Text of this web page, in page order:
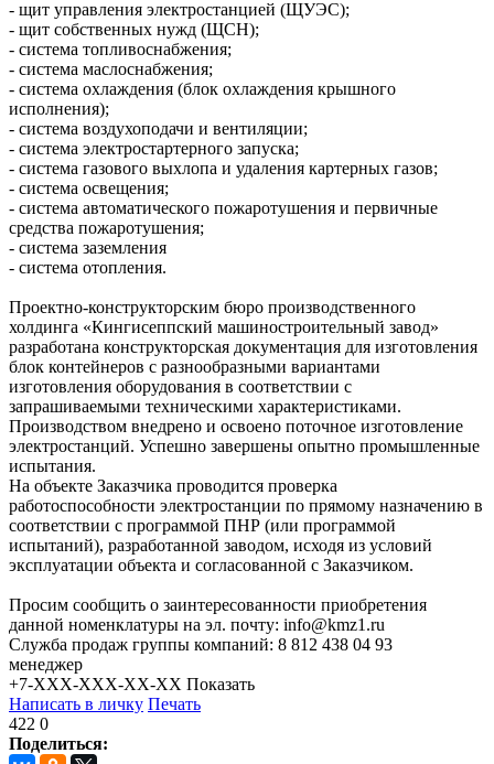
- щит управления электростанцией (ЩУЭС);
- щит собственных нужд (ЩСН);
- система топливоснабжения;
- система маслоснабжения;
- система охлаждения (блок охлаждения крышного
исполнения);
- система воздухоподачи и вентиляции;
- система электростартерного запуска;
- система газового выхлопа и удаления картерных газов;
- система освещения;
- система автоматического пожаротушения и первичные
средства пожаротушения;
- система заземления
- система отопления.
Проектно-конструкторским бюро производственного
холдинга «Кингисеппский машиностроительный завод»
разработана конструкторская документация для изготовления
блок контейнеров с разнообразными вариантами
изготовления оборудования в соответствии с
запрашиваемыми техническими характеристиками.
Производством внедрено и освоено поточное изготовление
электростанций. Успешно завершены опытно промышленные
испытания.
На объекте Заказчика проводится проверка
работоспособности электростанции по прямому назначению в
соответствии с программой ПНР (или программой
испытаний), разработанной заводом, исходя из условий
эксплуатации объекта и согласованной с Заказчиком.
Просим сообщить о заинтересованности приобретения
данной номенклатуры на эл. почту: info@kmz1.ru
Служба продаж группы компаний: 8 812 438 04 93
менеджер
+7-XXX-XXX-XX-XX Показать
Написать в личку Печать
422 0
Поделиться: